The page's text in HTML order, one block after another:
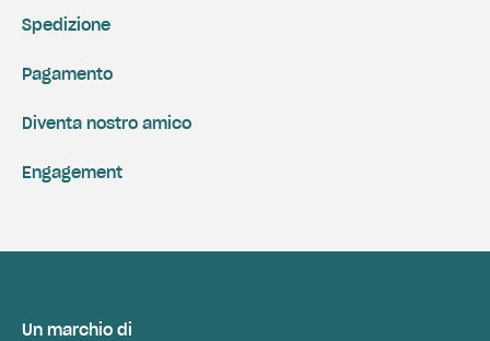
Spedizione
Pagamento
Engagement
Diventa nostro amico
Un marchio di